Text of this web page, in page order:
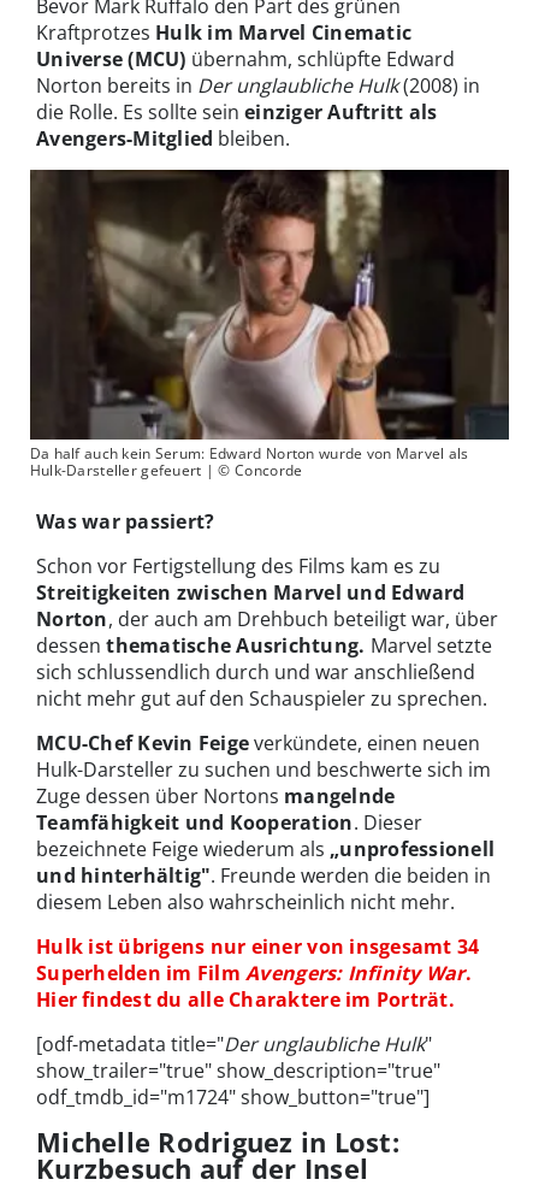
Bevor Mark Ruffalo den Part des grünen
Kraftprotzes Hulk im Marvel Cinematic
Universe (MCU) übernahm, schlüpfte Edward
Norton bereits in Der unglaubliche Hulk(2008) in
die Rolle. Es sollte sein einziger Auftritt als
Avengers-Mitglied bleiben.
Da half auch kein Serum: Edward Norton wurde von Marvel als
Hulk-Darsteller gefeuert | © Concorde
Was war passiert?
Schon vor Fertigstellung des Films kam es zu
Streitigkeiten zwischen Marvel und Edward
Norton, der auch am Drehbuch beteiligt war, über
dessen thematische Ausrichtung. Marvel setzte
sich schlussendlich durch und war anschließend
nicht mehr gut auf den Schauspieler zu sprechen.
MCU-Chef Kevin Feigeverkündete, einen neuen
Hulk-Darsteller zu suchen und beschwerte sich im
Zuge dessen über Nortons mangelnde
Teamfähigkeit und Kooperation. Dieser
bezeichnete Feige wiederum als „unprofessionell
und hinterhältig". Freunde werden die beiden in
diesem Leben also wahrscheinlich nicht mehr.
Hulk ist übrigens nur einer von insgesamt 34
Superhelden im FilmAvengers: Infinity War.
Hier findest du alle Charaktere im Porträt.
[odf-metadata title="Der unglaubliche Hulk"
show_trailer="true" show_description="true"
odf_tmdb_id="m1724" show_button="true"]
Michelle Rodriguez in Lost:
Kurzbesuch auf der Insel